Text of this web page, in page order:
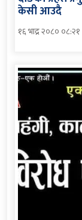
केसी आउदै
१६ भाद्र २०८० ०८:२१